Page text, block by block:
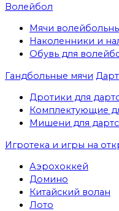
Волейбол
Мячи
Наколенники и
Обувь для
Гандбольные мячи
Дротики для
Комплектующие
Мишени для
Игротека и игры на
Аэрохоккей
Домино
Китайский волан
Лото